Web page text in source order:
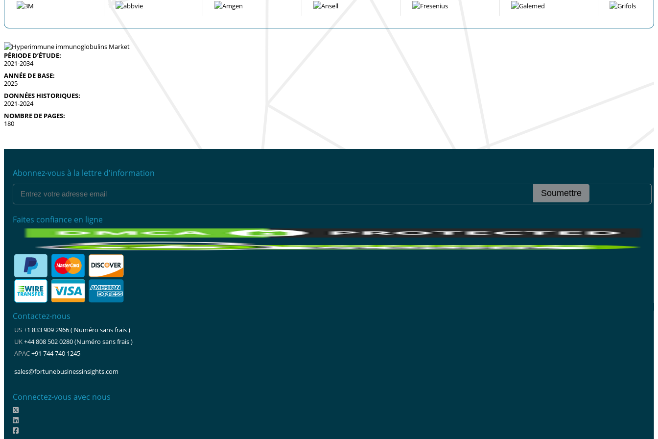
PÉRIODE D’ÉTUDE:
2021-2034
ANNÉE DE BASE:
2025
DONNÉES HISTORIQUES:
2021-2024
NOMBRE DE PAGES:
180
Abonnez-vous à la lettre d'information
Soumettre
Faites confiance en ligne
Contactez-nous
US+1 833 909 2966 ( Numéro sans frais )
UK+44 808 502 0280 (Numéro sans frais )
APAC+91 744 740 1245
sales@fortunebusinessinsights.com
Connectez-vous avec nous